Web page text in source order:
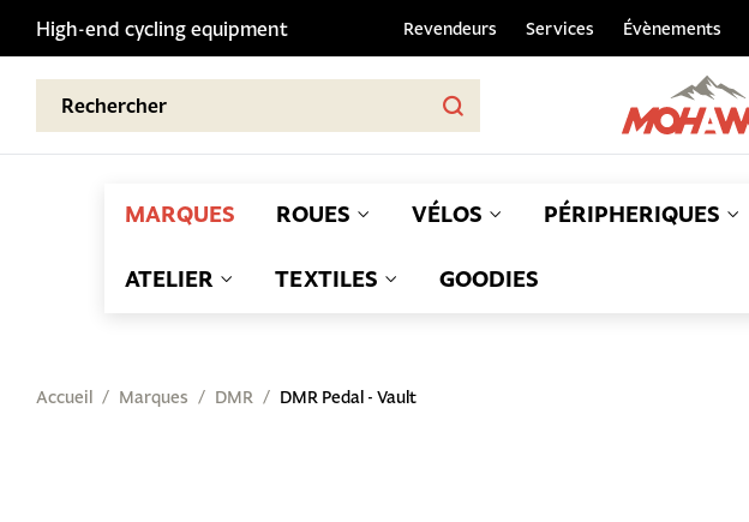
High-end cycling equipment Revendeurs Services Évènements
MARQUES ROUES VÉLOS PÉRIPHERIQUES
ATELIER TEXTILES GOODIES
Accueil Marques DMR DMR Pedal - Vault